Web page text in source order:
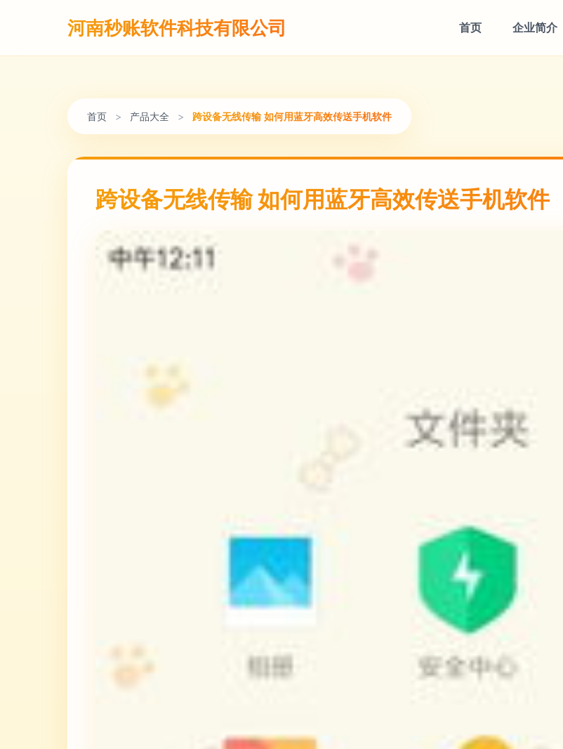
河南秒账软件科技有限公司 首页 企业简介
首页 > 产品大全 > 跨设备无线传输 如何用蓝牙高效传送手机软件
跨设备无线传输 如何用蓝牙高效传送手机软件